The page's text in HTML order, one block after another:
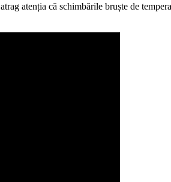
atenția că schimbările bruște de